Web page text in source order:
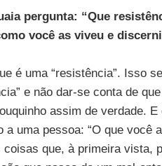
pergunta: “Que
você as viveu e
é uma “resistência”. Isso
e não dar-se conta de
assim de verdade. E
uma pessoa: “O que você
que, à primeira vista,